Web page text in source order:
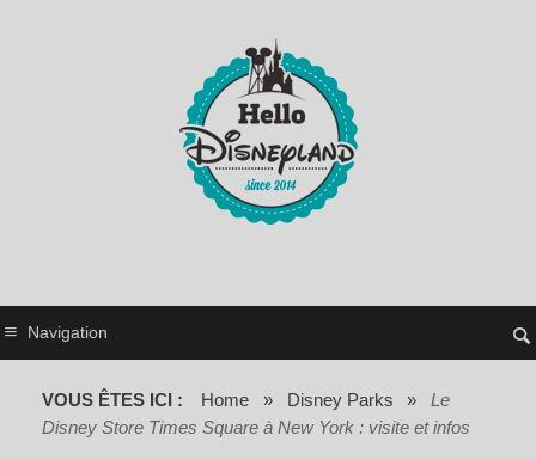
Navigation
VOUS ÊTES ICI : Home » Disney Parks »
Le
Disney Store Times Square à New York : visite et infos